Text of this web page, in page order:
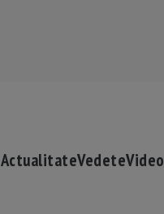
ActualitateVedeteVideo